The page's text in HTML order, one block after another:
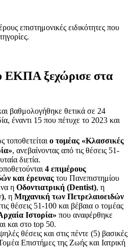
επιστημονικές ειδικότητες που
ΕΚΠΑ ξεχώρισε στα
βαθμολογήθηκε θετικά σε 24
έναντι 15 που πέτυχε το 2023 και
τοποθετείταιο τομέας «Κλασσικές
, ανεβαίνοντας από τις θέσεις 51-
διετία.
4 επιμέρους
και έρευνας του Πανεπιστημίου
η Οδοντιατρική (Dentist), η
, η Μηχανική των Πετρελαιοειδών
θέσεις 51-100 και βέβαια ο τομέας
Ιστορία» που αναφέρθηκε
και στο top 50.
θέσεις και στις πέντε (5) βασικές
Επιστήμες της Ζωής και Ιατρική